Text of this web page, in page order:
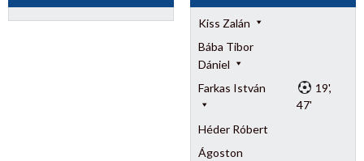
Kiss Zalán
Bába Tibor
Dániel
Farkas István
19',
47'
Héder Róbert
Ágoston